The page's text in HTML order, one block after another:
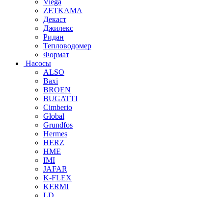
ZETKAMA
Декаст
Джилекс
Ридан
Тепловодомер
Формат
Насосы
ALSO
Baxi
BROEN
BUGATTI
Cimberio
Global
Grundfos
Hermes
HERZ
HME
IMI
JAFAR
K-FLEX
KERMI
LD